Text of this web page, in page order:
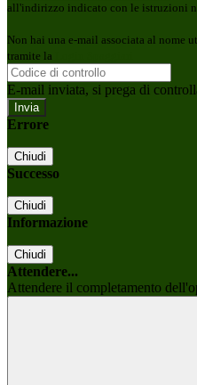
all'indirizzo indicato con le istruzioni
Non hai una e-mail associata al nome
tramite la
E-mail inviata, si prega di
Errore
Chiudi
Successo
Chiudi
Informazione
Chiudi
Attendere...
Attendere il completamento